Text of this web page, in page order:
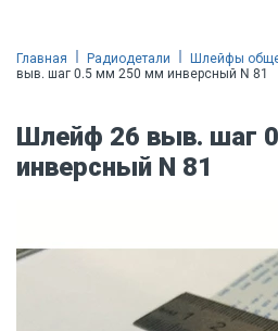
Главная Радиодетали Шлейфы
выв. шаг 0.5 мм 250 мм инверсный N 81
Шлейф 26 выв. шаг
инверсный N 81